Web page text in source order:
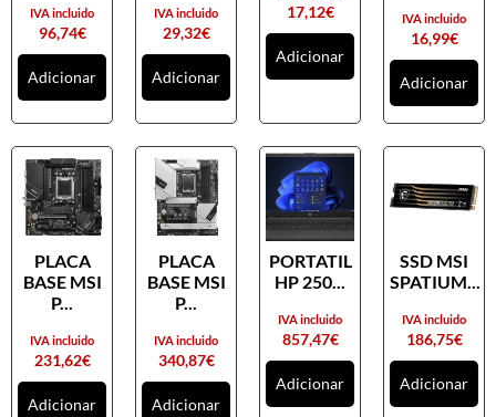
96,74€
IVA incluido
Adicionar
29,32€
IVA incluido
Adicionar
17,12€
Adicionar
16,99€
IVA incluido
Adicionar
PLACA
BASE MSI
P...
231,62€
IVA incluido
Adicionar
PLACA
BASE MSI
P...
340,87€
IVA incluido
Adicionar
PORTATIL
HP 250...
857,47€
IVA incluido
Adicionar
SSD MSI
SPATIUM...
186,75€
IVA incluido
Adicionar